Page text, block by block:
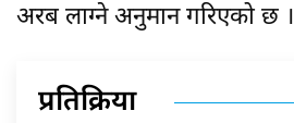
अरब लाग्ने अनुमान गरिएको छ ।
प्रतिक्रिया